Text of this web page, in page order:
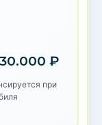
₽
при